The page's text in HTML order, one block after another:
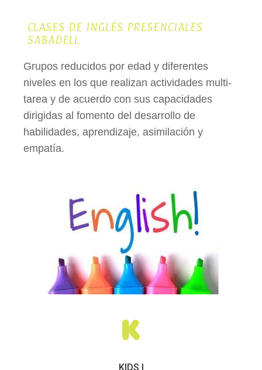
CLASES DE INGLÉS PRESENCIALES
SABADELL
Grupos reducidos por edad y diferentes
niveles en los que realizan actividades multi-
tarea y de acuerdo con sus capacidades
dirigidas al fomento del desarrollo de
habilidades, aprendizaje, asimilación y
empatía.
KIDS I